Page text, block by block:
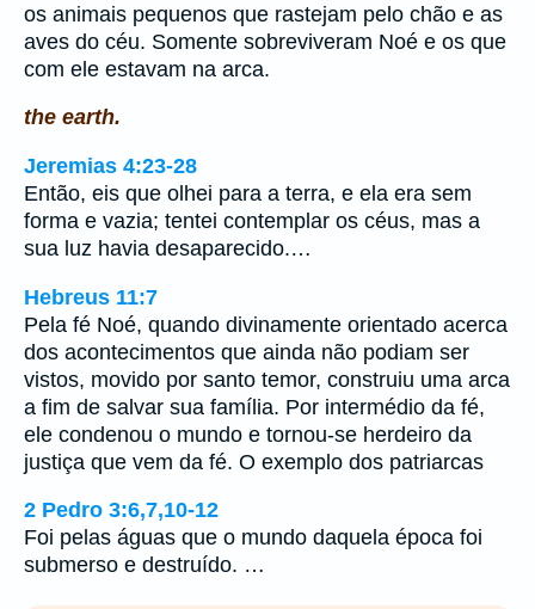
os animais pequenos que rastejam pelo chão e as
aves do céu. Somente sobreviveram Noé e os que
com ele estavam na arca.
the earth.
Jeremias 4:23-28
Então, eis que olhei para a terra, e ela era sem
forma e vazia; tentei contemplar os céus, mas a
sua luz havia desaparecido.…
Hebreus 11:7
Pela fé Noé, quando divinamente orientado acerca
dos acontecimentos que ainda não podiam ser
vistos, movido por santo temor, construiu uma arca
a fim de salvar sua família. Por intermédio da fé,
ele condenou o mundo e tornou-se herdeiro da
justiça que vem da fé. O exemplo dos patriarcas
2 Pedro 3:6,7,10-12
Foi pelas águas que o mundo daquela época foi
submerso e destruído. …